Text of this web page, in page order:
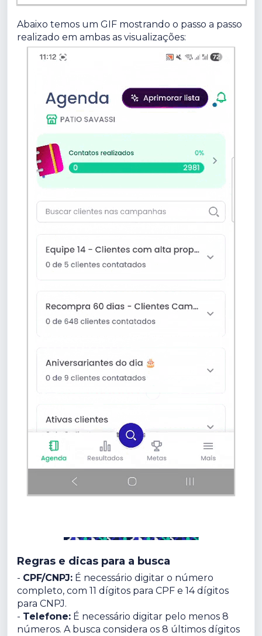
Abaixo temos um GIF mostrando o passo a passo
realizado em ambas as visualizações:
Regras e dicas para a busca
- CPF/CNPJ: É necessário digitar o número
completo, com 11 dígitos para CPF e 14 dígitos
para CNPJ.
- Telefone: É necessário digitar pelo menos 8
números. A busca considera os 8 últimos dígitos